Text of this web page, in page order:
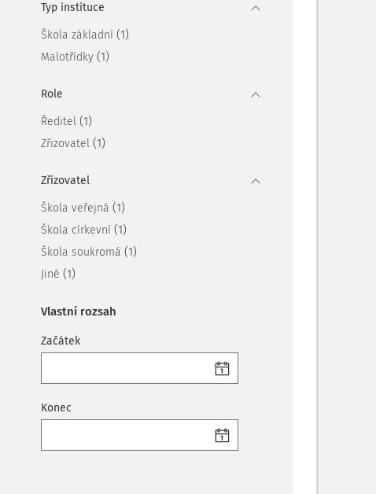
Typ instituce
Škola základní (1)
Malotřídky (1)
Role
Ředitel (1)
Zřizovatel (1)
Zřizovatel
Škola veřejná (1)
Škola církevní (1)
Škola soukromá (1)
Jiné (1)
Vlastní rozsah
Začátek
Konec